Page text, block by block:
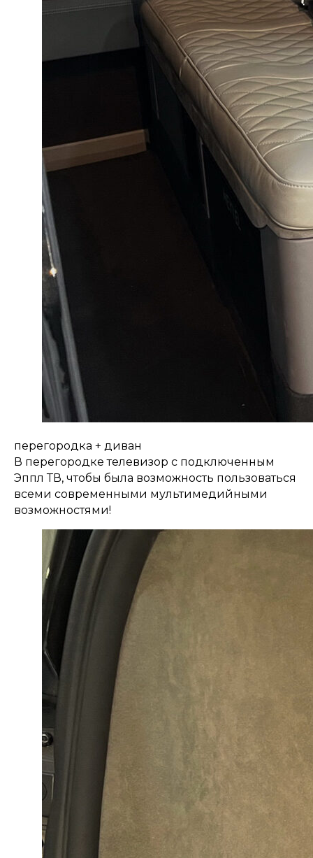
перегородка + диван
В перегородке телевизор с подключенным
Эппл ТВ, чтобы была возможность пользоваться
всеми современными мультимедийными
возможностями!